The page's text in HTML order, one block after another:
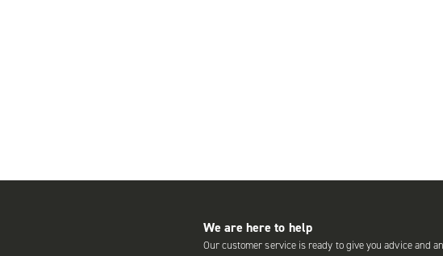
We are here to help
Our customer service is ready to give you advice and